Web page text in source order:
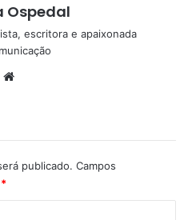
Ospedal
escritora e apaixonada
publicado. Campos
*